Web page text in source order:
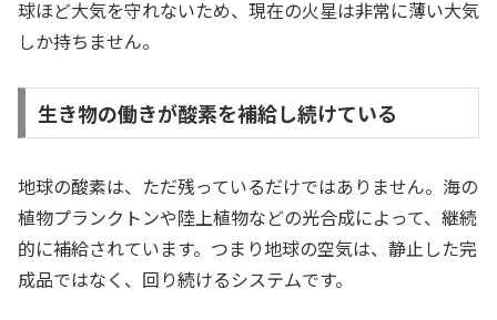
球ほど大気を守れないため、現在の火星は非常に薄い大気
しか持ちません。
生き物の働きが酸素を補給し続けている
地球の酸素は、ただ残っているだけではありません。海の
植物プランクトンや陸上植物などの光合成によって、継続
的に補給されています。つまり地球の空気は、静止した完
成品ではなく、回り続けるシステムです。